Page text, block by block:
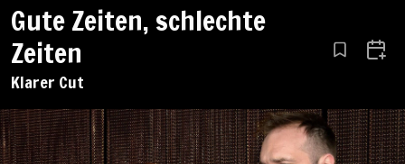
Gute Zeiten, schlechte
Zeiten
Klarer Cut
Aus den